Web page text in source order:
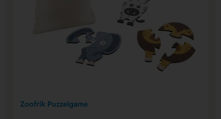
Zoofrik Puzzelgame